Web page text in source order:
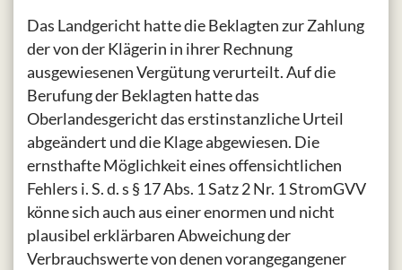
Das Landgericht hatte die Beklagten zur Zahlung
der von der Klägerin in ihrer Rechnung
ausgewiesenen Vergütung verurteilt. Auf die
Berufung der Beklagten hatte das
Oberlandesgericht das erstinstanzliche Urteil
abgeändert und die Klage abgewiesen. Die
ernsthafte Möglichkeit eines offensichtlichen
Fehlers i. S. d. s § 17 Abs. 1 Satz 2 Nr. 1 StromGVV
könne sich auch aus einer enormen und nicht
plausibel erklärbaren Abweichung der
Verbrauchswerte von denen vorangegangener